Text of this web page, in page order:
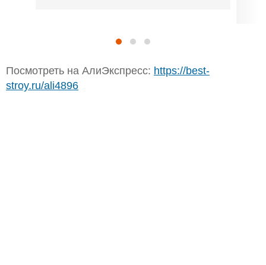
Посмотреть на АлиЭкспресс: https://best-
stroy.ru/ali4896